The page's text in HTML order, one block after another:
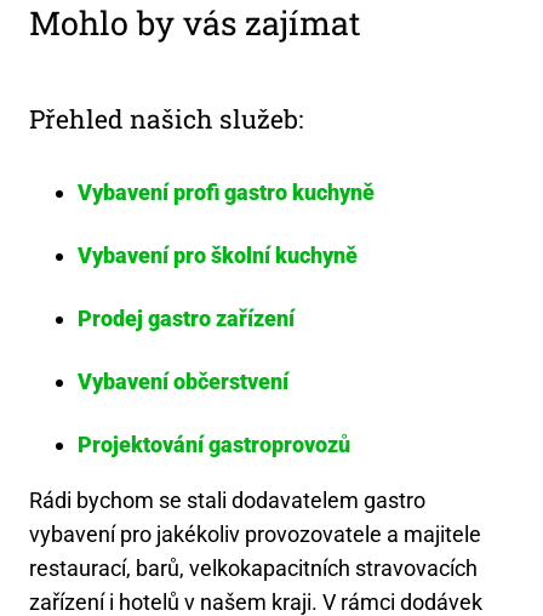
Mohlo by vás zajímat
Přehled našich služeb:
Vybavení profi gastro kuchyně
Vybavení pro školní kuchyně
Prodej gastro zařízení
Vybavení občerstvení
Projektování gastroprovozů
Rádi bychom se stali dodavatelem gastro
vybavení pro jakékoliv provozovatele a majitele
restaurací, barů, velkokapacitních stravovacích
zařízení i hotelů v našem kraji. V rámci dodávek